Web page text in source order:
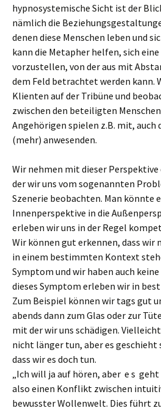
hypnosystemische Sicht ist der
nämlich die
denen diese Menschen leben und
kann die Metapher helfen, sich
vorzustellen, von der aus mit
dem Feld betrachtet werden kann.
Klienten auf der Tribüne und
zwischen den beteiligten
Angehörigen spielen z.B. mit, auch
(mehr) anwesenden.
Wir nehmen mit dieser
der wir uns vom sogenannten
Szenerie beobachten. Man könnte
Innenperspektive in die
erleben wir uns in der Regel
Wir können gut erkennen, dass wir
in einem bestimmten Kontext
Symptom und wir haben auch
dieses Symptom erleben wir in
Zum Beispiel können wir tags gut
abends dann zum Glas oder zur
mit der wir uns schädigen.
nicht länger tun, aber es
dass wir es doch tun.
„Ich will ja auf hören, aber e s
also einen Konflikt zwischen
bewusster Wollenwelt. Dies führt